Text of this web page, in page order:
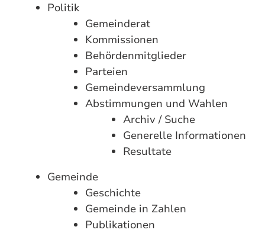
Politik
Gemeinderat
Kommissionen
Behördenmitglieder
Parteien
Gemeindeversammlung
Abstimmungen und Wahlen
Archiv / Suche
Generelle Informationen
Resultate
Gemeinde
Geschichte
Gemeinde in Zahlen
Publikationen